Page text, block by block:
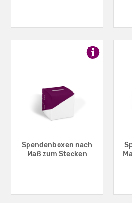
Spendenboxen nach
Maß zum Stecken